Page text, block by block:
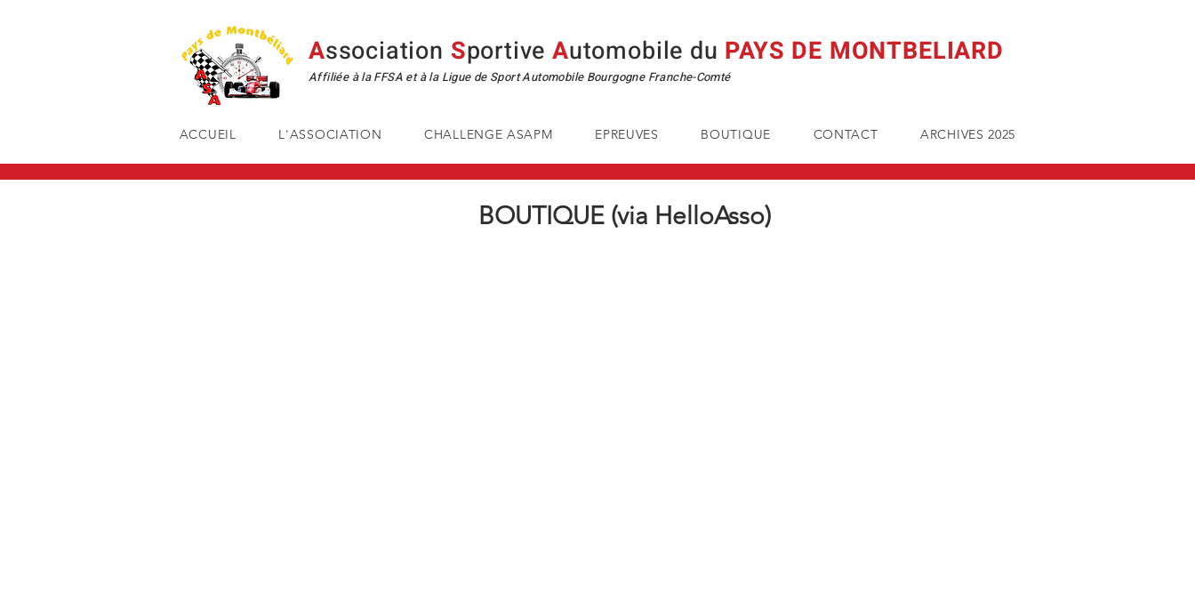
Association SportiveAutomobile du PAYS DE MONTBELIARD
Affiliée à la FFSA et à la Ligue de Sport Automobile Bourgogne Franche-Comté
ACCUEIL L'ASSOCIATION CHALLENGE ASAPM EPREUVES BOUTIQUE CONTACT ARCHIVES 2025
BOUTIQUE (via HelloAsso)